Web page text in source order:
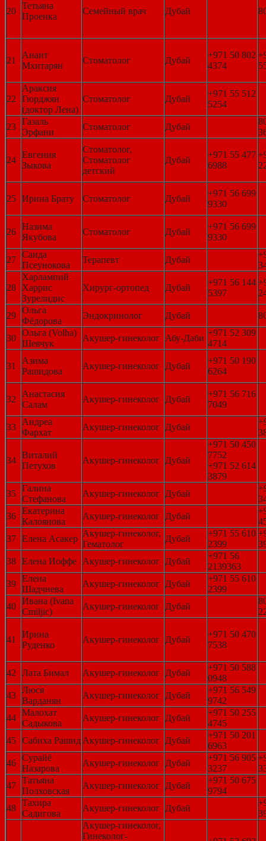
20
Тетьяна
Проенка
Семейный врач Дубай
21
Анаит
Мхитарян
Стоматолог Дубай
+971 50 802
4374
22
Араксия
Гюрджян
(доктор Лена)
Стоматолог Дубай
+971 55 512
5254
23
Газаль
Эрфани
Стоматолог Дубай
24
Евгения
Зыкова
Стоматолог,
Стоматолог
детский
Дубай
+971 55 477
6988
25 Ирина Брату Стоматолог Дубай
+971 56 699
9330
26
Назима
Якубова
Стоматолог Дубай
+971 56 699
9330
27
Саида
Псеунокова
Терапевт Дубай
28
Харлампий
Харрис
Зурелидис
Хирург-ортопед Дубай
+971 56 144
5397
29
Ольга
Фёдорова
Эндокринолог Дубай
30
Ольга (Volha)
Шевчук
Акушер-гинеколог Абу-Даби
+971 52 309
4714
31
Азима
Рашидова
Акушер-гинеколог Дубай
+971 50 190
6264
32
Анастасия
Салам
Акушер-гинеколог Дубай
+971 56 716
7049
33
Андреа
Фархат
Акушер-гинеколог Дубай
34
Виталий
Петухов
Акушер-гинеколог Дубай
+971 50 450
7752
+971 52 614
3879
35
Галина
Стефанова
Акушер-гинеколог Дубай
36
Екатерина
Калоянова
Акушер-гинеколог Дубай
37 Елена Асакер
Акушер-гинеколог,
Гематолог
Дубай
+971 55 610
2399
38 Елена Иоффе Акушер-гинеколог Дубай
+971 56
2139363
39
Елена
Шадчнева
Акушер-гинеколог Дубай
+971 55 610
2399
40
Ивана (Ivana
Cmiljic)
Акушер-гинеколог Дубай
41
Ирина
Руденко
Акушер-гинеколог Дубай
+971 50 470
7538
42 Лата Бимал Акушер-гинеколог Дубай
+971 50 588
0948
43
Люся
Варданян
Акушер-гинеколог Дубай
+971 56 549
9742
44
Малохат
Садыкова
Акушер-гинеколог Дубай
+971 50 255
4745
45 Сабиха Рашид Акушер-гинеколог Дубай
+971 50 201
6963
46
Сурайё
Назарова
Акушер-гинеколог Дубай
+971 56 905
3237
47
Татьяна
Полховская
Акушер-гинеколог Дубай
+971 50 675
9794
48
Тахира
Садигова
Акушер-гинеколог Дубай
Акушер-гинеколог,
Гинеколог-